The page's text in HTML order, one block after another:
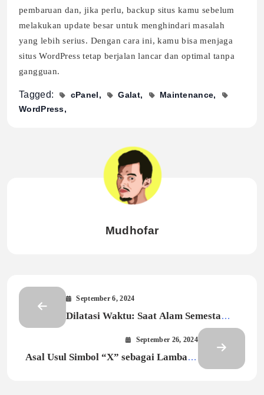
pembaruan dan, jika perlu, backup situs kamu sebelum
melakukan update besar untuk menghindari masalah
yang lebih serius. Dengan cara ini, kamu bisa menjaga
situs WordPress tetap berjalan lancar dan optimal tanpa
gangguan.
Tagged: cPanel Galat
Maintenance
WordPress
Mudhofar
September 6, 2024
Dilatasi Waktu: Saat Alam Semesta
Menyuruhmu untuk Bersantai Sejenak
September 26, 2024
Asal Usul Simbol “X” sebagai Lambang